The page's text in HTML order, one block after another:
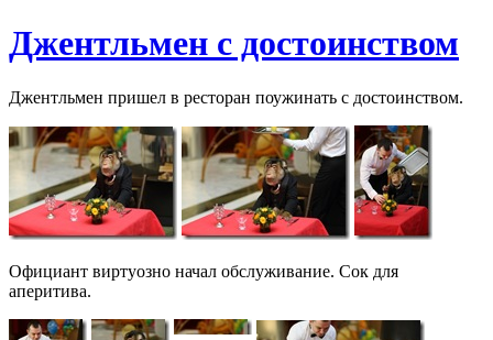
Джентльмен с достоинством
Джентльмен пришел в ресторан поужинать с достоинством.
Официант виртуозно начал обслуживание. Сок для
аперитива.